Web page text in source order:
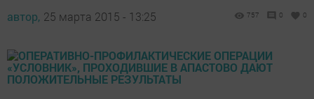
автор, 25 марта 2015 - 13:25 757 0 0